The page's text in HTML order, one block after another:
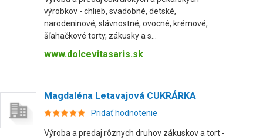
výrobkov - chlieb, svadobné, detské,
narodeninové, slávnostné, ovocné, krémové,
šľahačkové torty, zákusky a s...
www.dolcevitasaris.sk
Magdaléna Letavajová CUKRÁRKA
Pridať hodnotenie
Výroba a predaj rôznych druhov zákuskov a tort -